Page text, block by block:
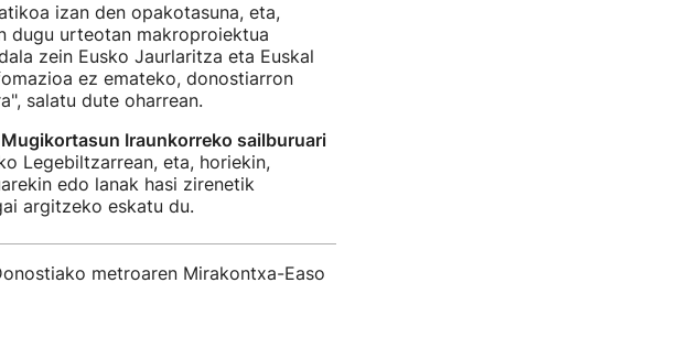
izan den opakotasuna, eta,
dugu urteotan makroproiektua
zein Eusko Jaurlaritza eta Euskal
ez emateko, donostiarron
salatu dute oharrean.
Iraunkorreko sailburuari
Legebiltzarrean, eta, horiekin,
edo lanak hasi zirenetik
argitzeko eskatu du.
metroaren Mirakontxa-Easo